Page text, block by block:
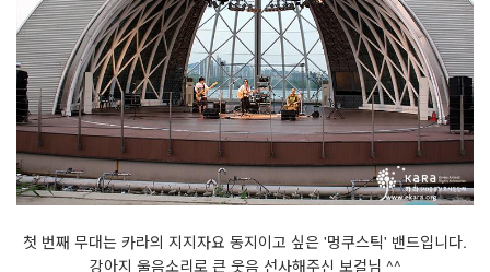
첫 번째 무대는 카라의 지지자요 동지이고 싶은 '멍쿠스틱' 밴드입니다.
강아지 울음소리로 큰 웃음 선사해주신 보컬님 ^^